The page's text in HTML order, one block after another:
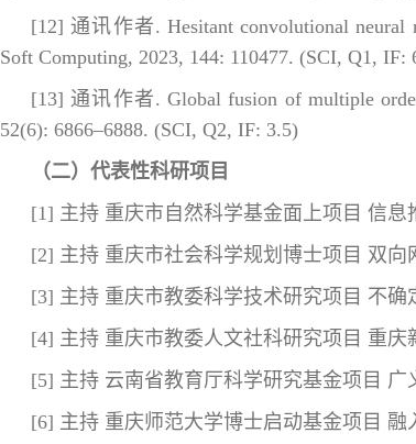
[12] 通讯作者. Hesitant convolutional neural
Soft Computing, 2023, 144: 110477. (SCI, Q1, IF:
[13] 通讯作者. Global fusion of multiple
52(6): 6866–6888. (SCI, Q2, IF: 3.5)
（二）代表性科研项目
[1] 主持 重庆市自然科学基金面上项目 信
[2] 主持 重庆市社会科学规划博士项目 双
[3] 主持 重庆市教委科学技术研究项目 不
[4] 主持 重庆市教委人文社科研究项目 重
[5] 主持 云南省教育厅科学研究基金项目 广
[6] 主持 重庆师范大学博士启动基金项目